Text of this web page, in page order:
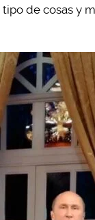
de cosas y